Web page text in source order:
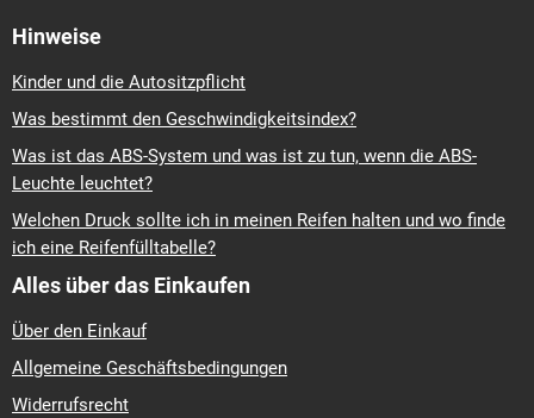
Hinweise
Kinder und die Autositzpflicht
Was bestimmt den Geschwindigkeitsindex?
Was ist das ABS-System und was ist zu tun, wenn die ABS-
Leuchte leuchtet?
Welchen Druck sollte ich in meinen Reifen halten und wo finde
ich eine Reifenfülltabelle?
Alles über das Einkaufen
Über den Einkauf
Allgemeine Geschäftsbedingungen
Widerrufsrecht